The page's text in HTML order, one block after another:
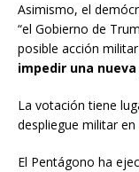
Asimismo, el
“el Gobierno de
posible acción
impedir una
La votación tiene
despliegue militar en
El Pentágono ha